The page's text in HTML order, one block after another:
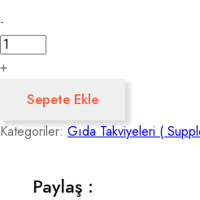
Smartcaps
Inflex
C3
Curcumin
Bitkisel
-
+
Sepete Ekle
Kategoriler: Gıda Takviyeleri (
Paylaş :